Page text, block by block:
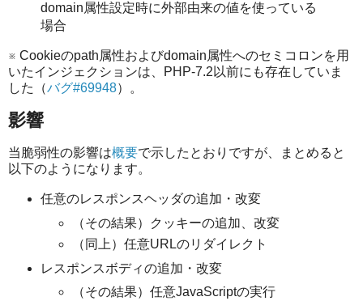
domain属性設定時に外部由来の値を使っている
場合
※ Cookieのpath属性およびdomain属性へのセミコロンを用
いたインジェクションは、PHP-7.2以前にも存在していま
した（バグ#69948）。
影響
当脆弱性の影響は概要で示したとおりですが、まとめると
以下のようになります。
任意のレスポンスヘッダの追加・改変
（その結果）クッキーの追加、改変
（同上）任意URLのリダイレクト
レスポンスボディの追加・改変
（その結果）任意JavaScriptの実行